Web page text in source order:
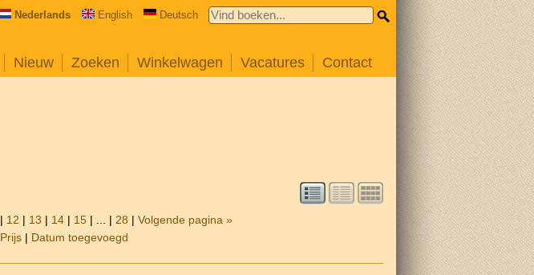
Nederlands English Deutsch
Nieuw Zoeken Winkelwagen Vacatures Contact
| 12 | 13 | 14 | 15 | ... | 28 | Volgende pagina »
Prijs| Datum toegevoegd